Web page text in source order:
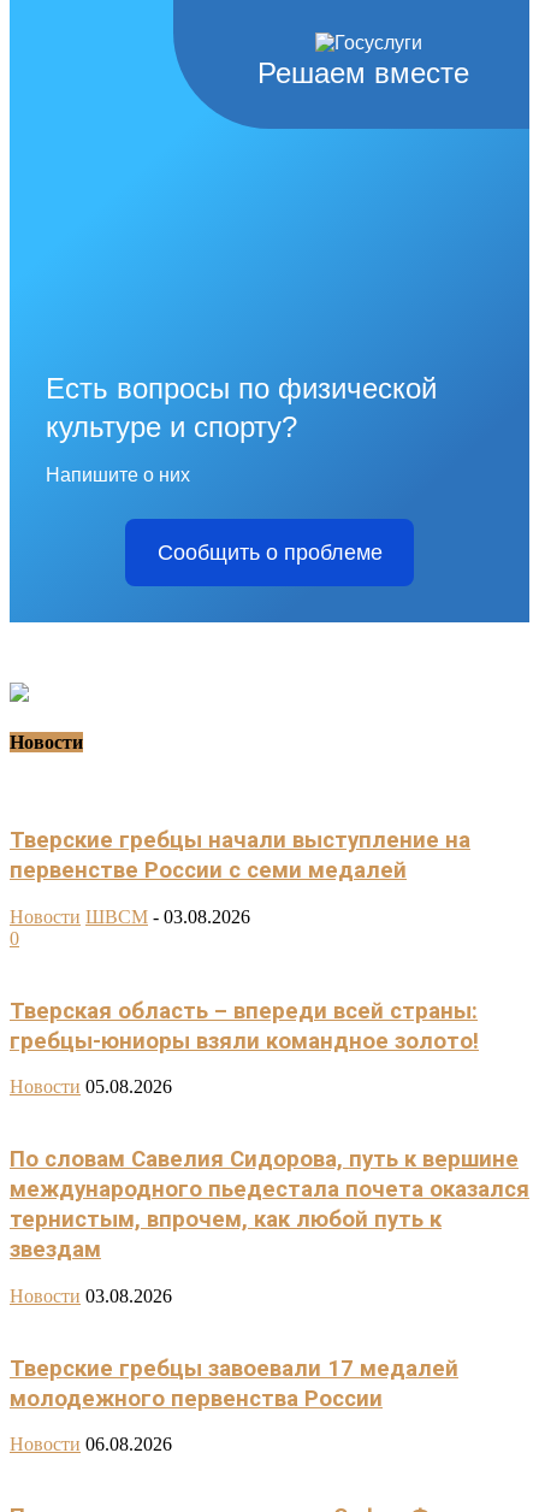
Решаем вместе
Есть вопросы по физической
культуре и спорту?
Напишите о них
Сообщить о проблеме
Новости
Тверские гребцы начали выступление на
первенстве России с семи медалей
Новости ШВСМ - 03.08.2026
0
Тверская область – впереди всей страны:
гребцы-юниоры взяли командное золото!
Новости 05.08.2026
По словам Савелия Сидорова, путь к вершине
международного пьедестала почета оказался
тернистым, впрочем, как любой путь к
звездам
Новости 03.08.2026
Тверские гребцы завоевали 17 медалей
молодежного первенства России
Новости 06.08.2026